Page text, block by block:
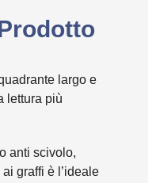
largo e
lettura più
anti scivolo,
graffi è l’ideale